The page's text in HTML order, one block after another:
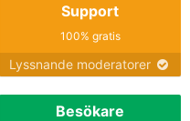
Support
100% gratis
Lyssnande moderatorer
Besökare